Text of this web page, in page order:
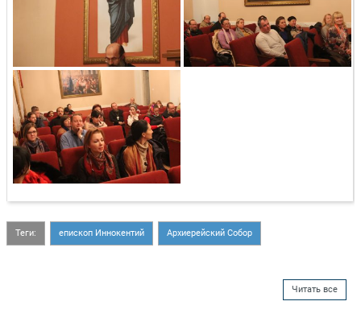
Теги: епископ Иннокентий Архиерейский Собор
Читать все